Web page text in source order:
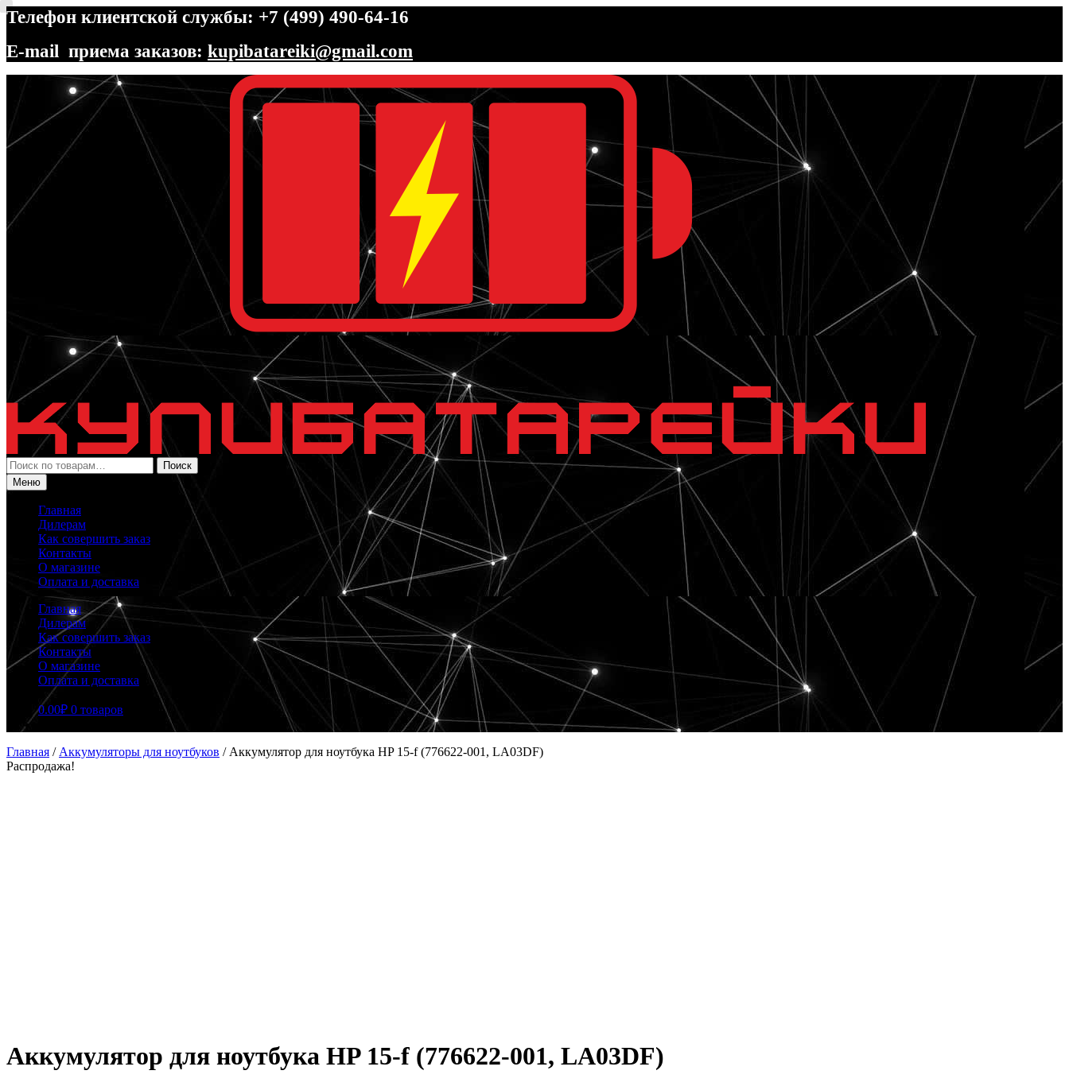
Телефон клиентской службы: +7 (499) 490-64-16
E-mail приема заказов: kupibatareiki@gmail.com
Перейти
навигации
Перейти
содержимому
Искать:
Поиск
Меню
Главная
Дилерам
Как совершить заказ
Контакты
О магазине
Оплата и доставка
Главная
Дилерам
Как совершить заказ
Контакты
О магазине
Оплата и доставка
0.00₽ 0 товаров
Главная / Аккумуляторы для ноутбуков / Аккумулятор для ноутбука HP 15-f (776622-001, LA03DF)
Распродажа!
Аккумулятор для ноутбука HP 15-f (776622-001, LA03DF)